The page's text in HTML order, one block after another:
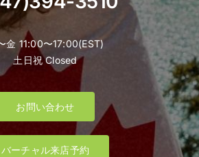
金 11:00〜17:00(EST)
土日祝 Closed
お問い合わせ
バーチャル来店予約